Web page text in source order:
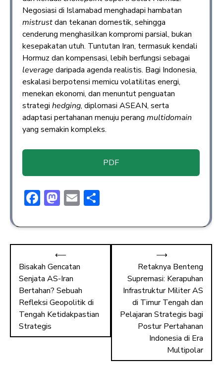
Negosiasi di Islamabad menghadapi hambatan
mistrustdan tekanan domestik, sehingga
cenderung menghasilkan kompromi parsial, bukan
kesepakatan utuh. Tuntutan Iran, termasuk kendali
Hormuz dan kompensasi, lebih berfungsi sebagai
leverage daripada agenda realistis. Bagi Indonesia,
eskalasi berpotensi memicu volatilitas energi,
menekan ekonomi, dan menuntut penguatan
strategi hedging, diplomasi ASEAN, serta
adaptasi pertahanan menuju perang multidomain
yang semakin kompleks.
PDF
F
e
b
o
ok
M
st
o
d
o
n
E
ai
l
ar
e
⟵
Bisakah Gencatan
Senjata AS-Iran
Bertahan? Sebuah
Refleksi Geopolitik di
Tengah Ketidakpastian
Strategis
Retaknya Benteng
Supremasi: Kerapuhan
Infrastruktur Militer AS
di Timur Tengah dan
Pelajaran Strategis bagi
Postur Pertahanan
Indonesia di Era
Multipolar
⟶